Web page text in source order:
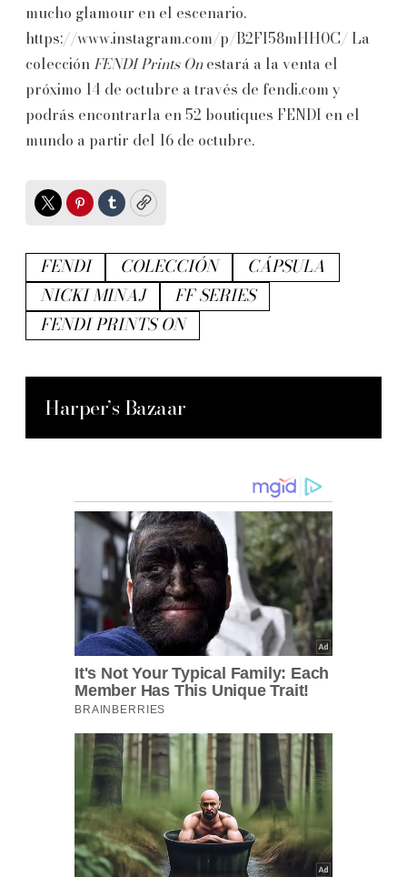
mucho glamour en el escenario.
https://www.instagram.com/p/B2FI58mHH0C/ La
colección FENDI Prints Onestará a la venta el
próximo 14 de octubre a través de fendi.com y
podrás encontrarla en 52 boutiques FENDI en el
mundo a partir del 16 de octubre.
TwitterPinterest
TumblrCopy
FENDI COLECCIÓN
CÁPSULA
NICKI MINAJ
FF SERIES
FENDI PRINTS ON
Harper’s Bazaar